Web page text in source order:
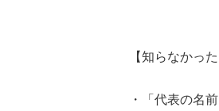
【知らなかっ
・「代表の名